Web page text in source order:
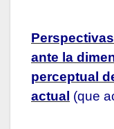
ante la
perceptual
actual (que